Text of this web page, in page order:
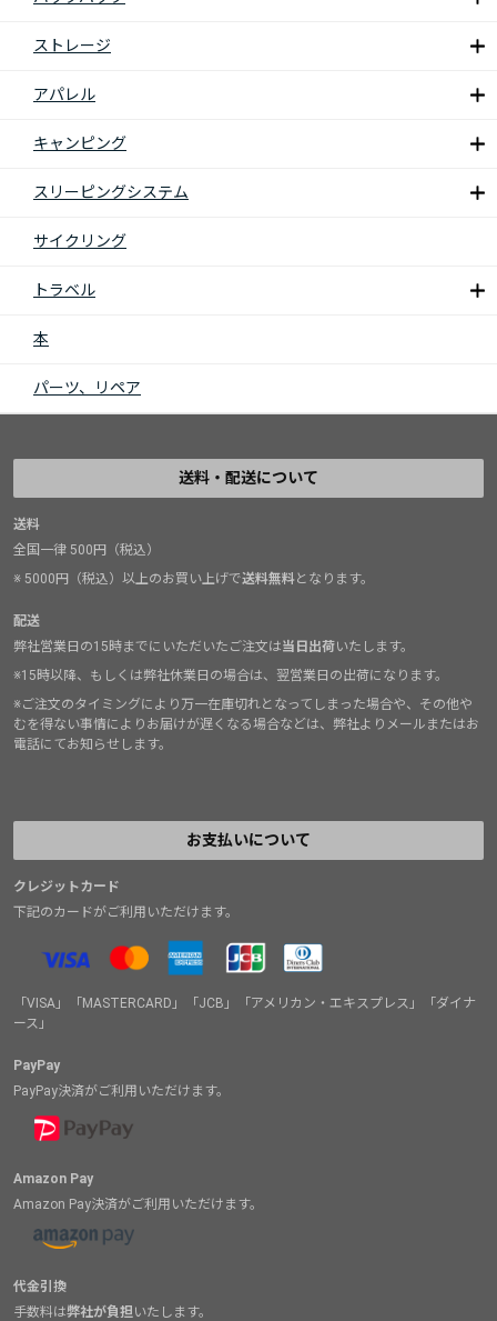
ストレージ
アパレル
キャンピング
スリーピングシステム
サイクリング
トラベル
本
パーツ、リペア
送料・配送について
送料
全国一律 500円（税込）
※ 5000円（税込）以上のお買い上げで送料無料となります。
配送
弊社営業日の15時までにいただいたご注文は当日出荷いたします。
※15時以降、もしくは弊社休業日の場合は、翌営業日の出荷になります。
※ご注文のタイミングにより万一在庫切れとなってしまった場合や、その他や
むを得ない事情によりお届けが遅くなる場合などは、弊社よりメールまたはお
電話にてお知らせします。
お支払いについて
クレジットカード
下記のカードがご利用いただけます。
「VISA」「MASTERCARD」「JCB」「アメリカン・エキスプレス」「ダイナ
ース」
PayPay
PayPay決済がご利用いただけます。
Amazon Pay
Amazon Pay決済がご利用いただけます。
代金引換
手数料は弊社が負担いたします。